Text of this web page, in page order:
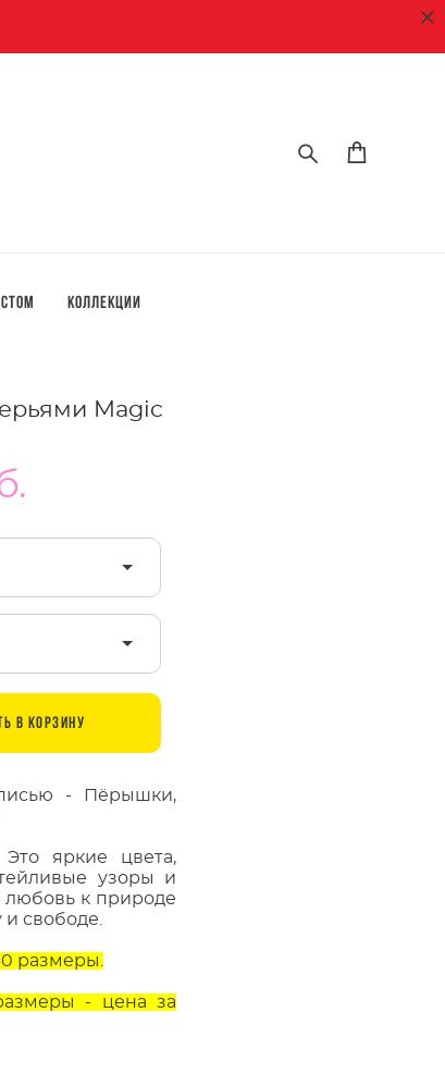
Коллекции
Magic
В КОРЗИНУ
- Пёрышки,
яркие цвета,
узоры и
к природе
и свободе.
размеры.
- цена за